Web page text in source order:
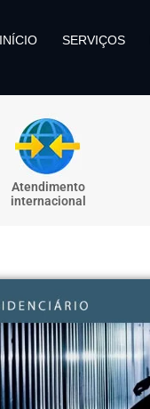
INÍCIO SERVIÇOS
Atendimento
internacional